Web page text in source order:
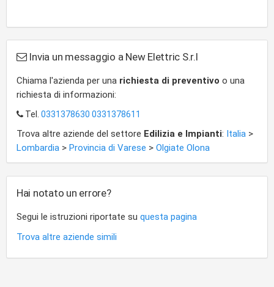
Invia un messaggio a New Elettric S.r.l
Chiama l'azienda per una richiesta di preventivo o una
richiesta di informazioni:
Tel. 0331378630 0331378611
Trova altre aziende del settore Edilizia e Impianti: Italia >
Lombardia > Provincia di Varese > Olgiate Olona
Hai notato un errore?
Segui le istruzioni riportate su questa pagina
Trova altre aziende simili